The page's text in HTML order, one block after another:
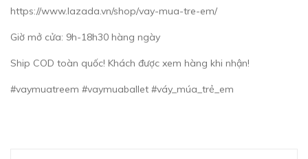
https://www.lazada.vn/shop/vay-mua-tre-em/
Giờ mở cửa: 9h-18h30 hàng ngày
Ship COD toàn quốc! Khách được xem hàng khi nhận!
#vaymuatreem #vaymuaballet #váy_múa_trẻ_em